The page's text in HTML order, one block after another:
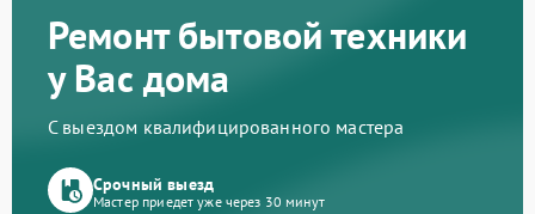
Ремонт бытовой техники
у Вас дома
С выездом квалифицированного мастера
Срочный выезд
Мастер приедет уже через 30 минут